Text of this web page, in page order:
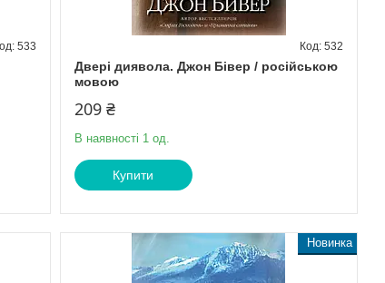
533
Двері диявола. Джон Бівер / російською
мовою
532
209 ₴
В наявності 1 од.
Купити
Новинка